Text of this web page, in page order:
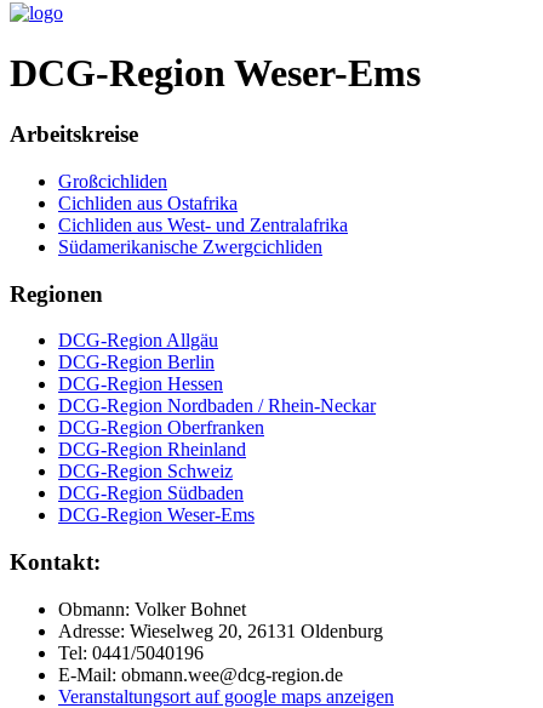
DCG-Region Weser-Ems
Arbeitskreise
Großcichliden
Cichliden aus Ostafrika
Cichliden aus West- und Zentralafrika
Südamerikanische Zwergcichliden
Regionen
DCG-Region Allgäu
DCG-Region Berlin
DCG-Region Hessen
DCG-Region Nordbaden / Rhein-Neckar
DCG-Region Oberfranken
DCG-Region Rheinland
DCG-Region Schweiz
DCG-Region Südbaden
DCG-Region Weser-Ems
Kontakt:
Obmann: Volker Bohnet
Adresse: Wieselweg 20, 26131 Oldenburg
Tel: 0441/5040196
E-Mail: obmann.wee@dcg-region.de
Veranstaltungsort auf google maps anzeigen